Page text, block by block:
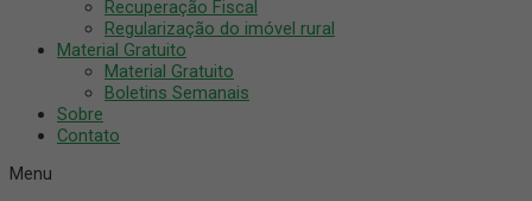
Recuperação Fiscal
Regularização do imóvel rural
Material Gratuito
Material Gratuito
Boletins Semanais
Sobre
Contato
Menu